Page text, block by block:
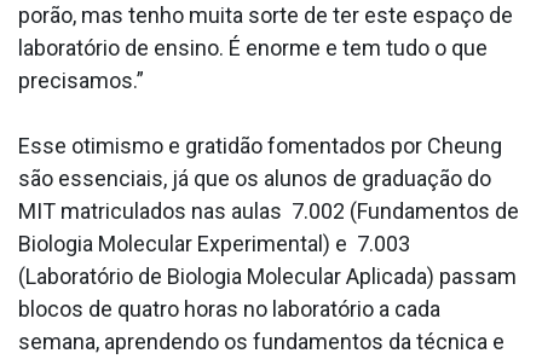
porão, mas tenho muita sorte de ter este espaço de
laboratório de ensino. É enorme e tem tudo o que
precisamos.”
Esse otimismo e gratidão fomentados por Cheung
são essenciais, já que os alunos de graduação do
MIT matriculados nas aulas 7.002 (Fundamentos de
Biologia Molecular Experimental) e 7.003
(Laboratório de Biologia Molecular Aplicada) passam
blocos de quatro horas no laboratório a cada
semana, aprendendo os fundamentos da técnica e